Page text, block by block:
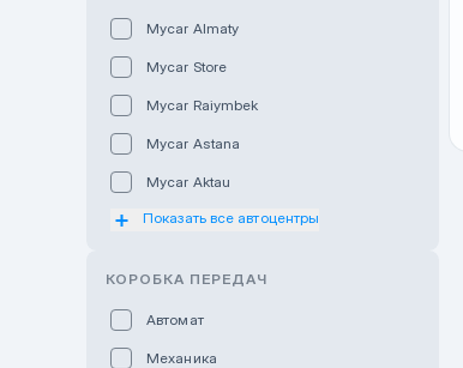
Mycar Almaty
Mycar Store
Mycar Raiymbek
Mycar Astana
Mycar Aktau
Mycar Uralsk
Показать все автоцентры
КОРОБКА ПЕРЕДАЧ
Автомат
Механика